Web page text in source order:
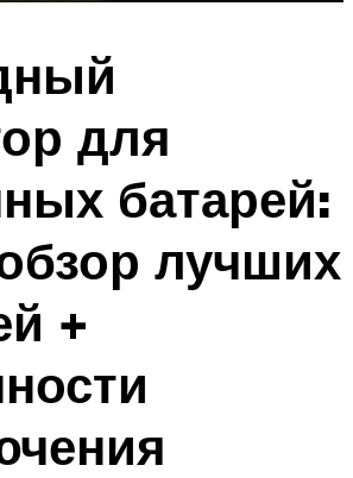
для
батарей:
лучших
+